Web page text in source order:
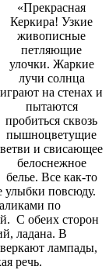
«Прекрасная
Керкира! Узкие
живописные
петляющие
улочки. Жаркие
лучи солнца
играют на стенах и
пытаются
пробиться сквозь
пышноцветущие
ветви и свисающее
белоснежное
белье. Все как-то
повсюду.
по
С обеих сторон
ладана. В
лампады,
речь.